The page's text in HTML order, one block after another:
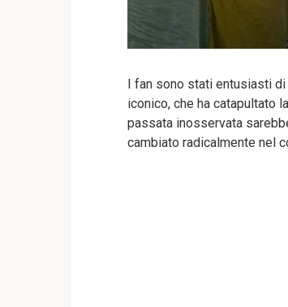
I fan sono stati entusiasti
iconico, che ha catapultato
passata inosservata
cambiato radicalmente nel